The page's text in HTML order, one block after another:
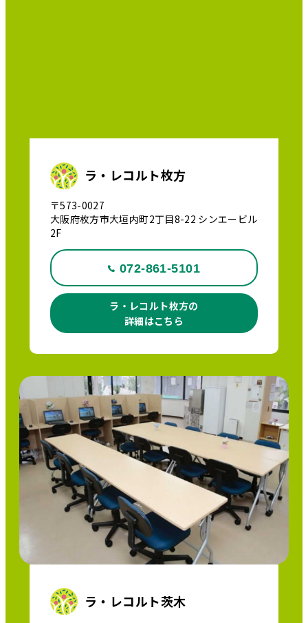
ラ・レコルト枚方
〒573-0027
大阪府枚方市大垣内町2丁目8-22 シンエービル
2F
072-861-5101
ラ・レコルト枚方の
詳細はこちら
ラ・レコルト茨木